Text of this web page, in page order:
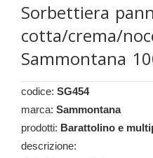
Sorbettiera
cotta/crema/
Sammontana
codice: SG454
marca: Sammontana
prodotti: Barattolino e
descrizione: